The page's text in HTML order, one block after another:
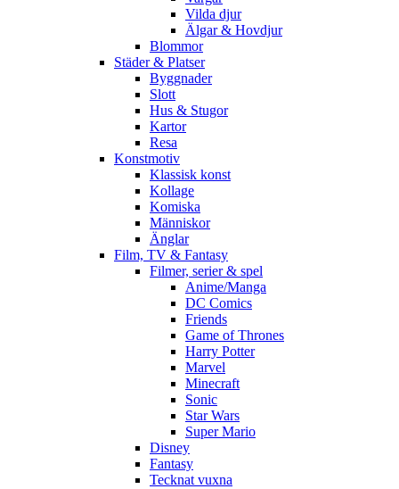
Vilda djur
Älgar & Hovdjur
Blommor
Städer & Platser
Byggnader
Slott
Hus & Stugor
Kartor
Resa
Konstmotiv
Klassisk konst
Kollage
Komiska
Människor
Änglar
Film, TV & Fantasy
Filmer, serier & spel
Anime/Manga
DC Comics
Friends
Game of Thrones
Harry Potter
Marvel
Minecraft
Sonic
Star Wars
Super Mario
Disney
Fantasy
Tecknat vuxna